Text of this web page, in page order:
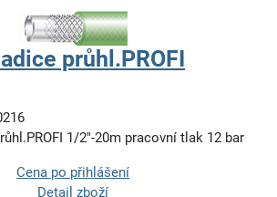
průhl.PROFI
1/2"-20m pracovní tlak 12 bar
Cena po přihlášení
Detail zboží